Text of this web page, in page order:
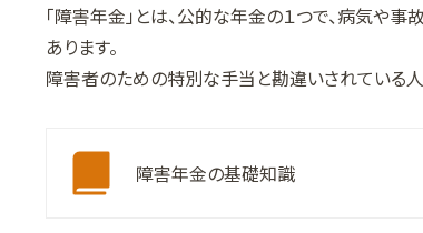
「障害年金」とは、公的な年金の１つで、病気や
あります。
障害者のための特別な手当と勘違いされている
障害年金の基礎知識